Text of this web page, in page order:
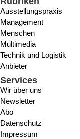
Ausstellungspraxis
Management
Menschen
Multimedia
Technik und Logistik
Anbieter
Services
Wir über uns
Newsletter
Abo
Datenschutz
Impressum